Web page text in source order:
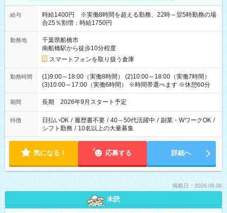
給与
時給1400円 ※実働8時間を超える勤務、22時～翌5時勤務の場
合25％割増：時給1750円
勤務地
千葉県船橋市
南船橋駅から徒歩10分程度
スマートフォンを取り扱う倉庫
勤務時間
(1)9:00～18:00（実働8時間） (2)10:00～18:00（実働7時間）
(3)10:00～17:00（実働6時間） ※時間帯選べます ※休憩60分
期間 長期 2026年9月スタート予定
特徴 日払いOK / 履歴書不要 / 40～50代活躍中 / 副業・WワークOK /
シフト勤務 / 10名以上の大量募集
気になる！ 応募する 詳細へ
掲載日：2026.08.06
未読